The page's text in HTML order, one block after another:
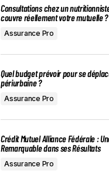
Consultations chez un
couvre réellement votre mutuelle ?
Assurance Pro
Quel budget prévoir pour se
périurbaine ?
Assurance Pro
Crédit Mutuel Alliance Fédérale :
Remarquable dans ses Résultats
Assurance Pro